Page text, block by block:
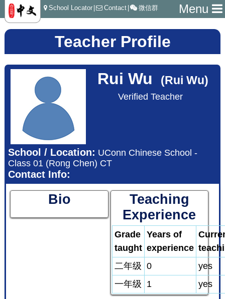
Menu
School Locator Contact 微信群
Teacher Profile
Rui Wu (Rui Wu)
Verified Teacher
School / Location: UConn Chinese School -
Class 01 (Rong Chen) CT
Contact Info:
Bio
Teaching
Experience
Grade
taught
Years of
experience
二年级 0
yes
一年级 1 yes